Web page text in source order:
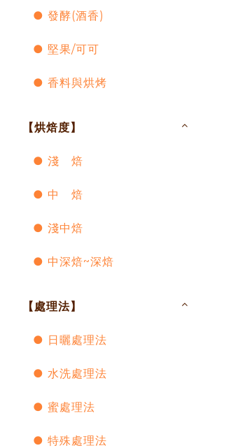
● 發酵(酒香)
● 堅果/可可
● 香料與烘烤
【烘焙度】
● 淺 焙
● 中 焙
● 淺中焙
● 中深焙~深焙
【處理法】
● 日曬處理法
● 水洗處理法
● 蜜處理法
● 特殊處理法